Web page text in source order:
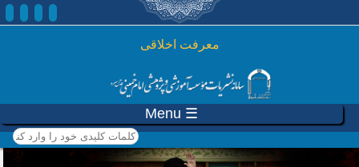
رفتن به محتوای اصلی
معرفت اخلاقی
☰ Menu
کلمات کلیدی خود را وارد
کنید